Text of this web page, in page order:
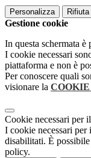
Personalizza
Gestione cookie
In questa schermata
I cookie necessari
piattaforma e non è
Per conoscere quali
visionare la
Cookie necessari per
I cookie necessari per
disabilitati. È
policy.